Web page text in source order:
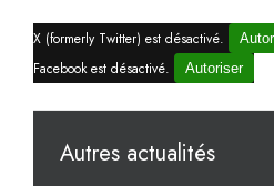
X (formerly Twitter) est désactivé.
Facebook est désactivé. Autoriser
Autres actualités